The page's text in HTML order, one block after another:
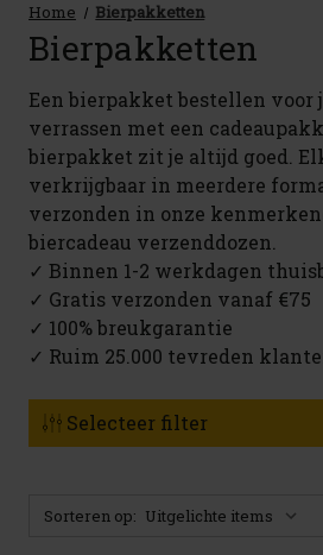
Home Bierpakketten
Bierpakketten
Een bierpakket bestellen voor
verrassen met een
bierpakket zit je altijd goed.
verkrijgbaar in meerdere
verzonden in onze
biercadeau verzenddozen.
✓ Binnen 1-2 werkdagen
✓ Gratis verzonden vanaf €75
✓ 100% breukgarantie
✓ Ruim 25.000 tevreden
Selecteer filter
Sorteren op: